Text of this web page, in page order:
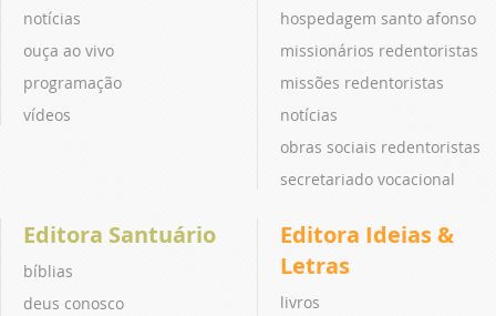
notícias
ouça ao vivo
programação
vídeos
hospedagem santo afonso
missionários redentoristas
missões redentoristas
notícias
obras sociais redentoristas
secretariado vocacional
Editora Santuário
bíblias
deus conosco
Editora Ideias &
Letras
livros